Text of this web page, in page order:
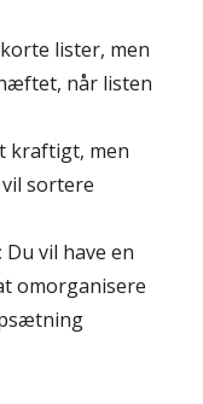
lister, men
når listen
kraftigt, men
sortere
Du vil have en
omorganisere